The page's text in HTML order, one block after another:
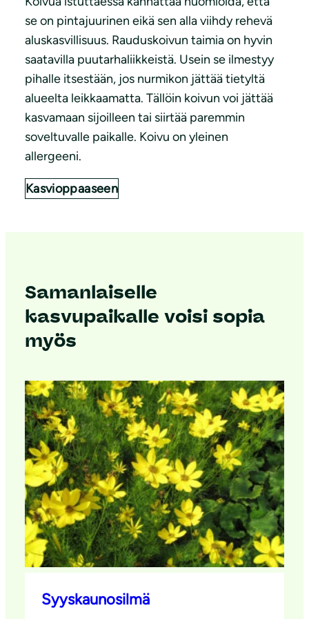
se on pintajuurinen eikä sen alla viihdy rehevä
aluskasvillisuus. Rauduskoivun taimia on hyvin
saatavilla puutarhaliikkeistä. Usein se ilmestyy
pihalle itsestään, jos nurmikon jättää tietyltä
alueelta leikkaamatta. Tällöin koivun voi jättää
kasvamaan sijoilleen tai siirtää paremmin
soveltuvalle paikalle. Koivu on yleinen
allergeeni.
Kasvioppaaseen
Samanlaiselle
kasvupaikalle voisi sopia
myös
Syyskaunosilmä